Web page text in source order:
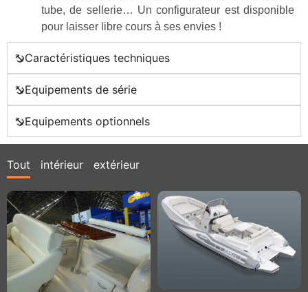
tube, de sellerie… Un configurateur est disponible
pour laisser libre cours à ses envies !
Caractéristiques techniques
Equipements de série
Equipements optionnels
Tout intérieur extérieur